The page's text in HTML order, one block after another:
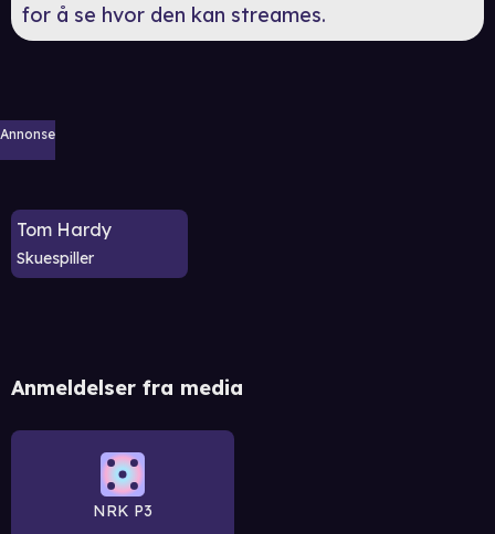
for å se hvor den kan streames.
Annonse
Tom Hardy
Skuespiller
Anmeldelser fra media
NRK P3